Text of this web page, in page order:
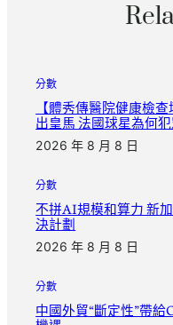
分數
【體秀傳醫院健康檢
出皇馬 法國球星為何犯
2026 年 8 月 8 日
分數
不拼AI規模和算力 新
決計劃
2026 年 8 月 8 日
分數
中國外貿“斷定性”帶